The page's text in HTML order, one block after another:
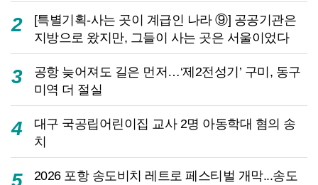
2
[특별기획-사는 곳이 계급인 나라 ⑨] 공공기관은
지방으로 왔지만, 그들이 사는 곳은 서울이었다
3
공항 늦어져도 길은 먼저…‘제2전성기’ 구미, 동구
미역 더 절실
4
대구 국공립어린이집 교사 2명 아동학대 혐의 송
치
5
2026 포항 송도비치 레트로 페스티벌 개막...송도